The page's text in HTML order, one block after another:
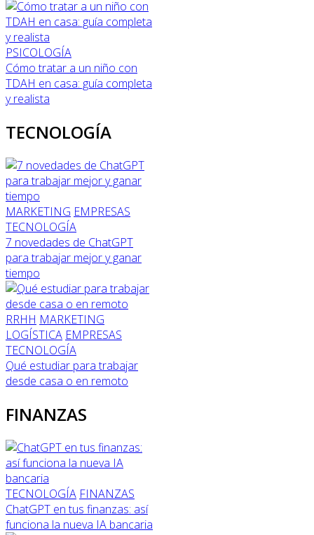
PSICOLOGÍA
Cómo tratar a un niño con
TDAH en casa: guía completa
y realista
TECNOLOGÍA
MARKETING EMPRESAS
TECNOLOGÍA
7 novedades de ChatGPT
para trabajar mejor y ganar
tiempo
RRHH MARKETING
LOGÍSTICA EMPRESAS
TECNOLOGÍA
Qué estudiar para trabajar
desde casa o en remoto
FINANZAS
TECNOLOGÍA FINANZAS
ChatGPT en tus finanzas: así
funciona la nueva IA bancaria